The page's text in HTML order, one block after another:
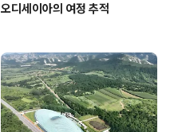
오디세이아의 여정 추적